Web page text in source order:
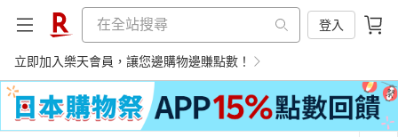
登入
立即加入樂天會員，讓您邊購物邊賺點數！